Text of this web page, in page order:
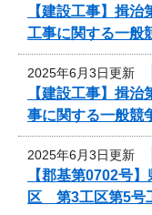
【建設工事】揖
工事に関する一般
2025年6月3日更新
【建設工事】揖
事に関する一般競
2025年6月3日更新
【郡基第0702号
区 第3工区第5号